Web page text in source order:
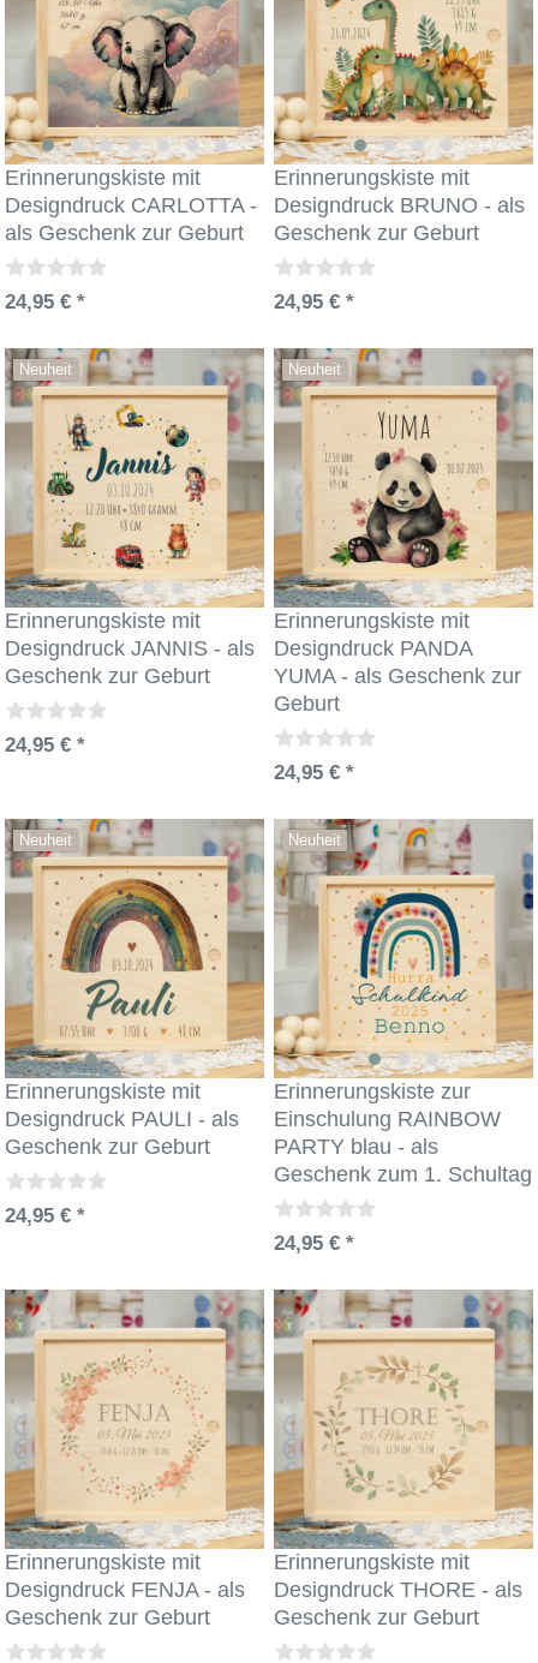
Erinnerungskiste mit
Designdruck CARLOTTA -
als Geschenk zur Geburt
24,95 € *
Erinnerungskiste mit
Designdruck BRUNO - als
Geschenk zur Geburt
24,95 € *
Neuheit
Erinnerungskiste mit
Designdruck JANNIS - als
Geschenk zur Geburt
24,95 € *
Neuheit
Erinnerungskiste mit
Designdruck PANDA
YUMA - als Geschenk zur
Geburt
24,95 € *
Neuheit
Erinnerungskiste mit
Designdruck PAULI - als
Geschenk zur Geburt
24,95 € *
Neuheit
Erinnerungskiste zur
Einschulung RAINBOW
PARTY blau - als
Geschenk zum 1. Schultag
24,95 € *
Erinnerungskiste mit
Designdruck FENJA - als
Geschenk zur Geburt
Erinnerungskiste mit
Designdruck THORE - als
Geschenk zur Geburt